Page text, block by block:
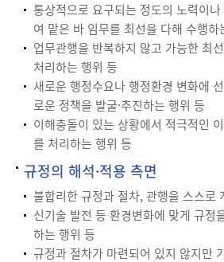
통상적으로 요구되는 정도의 노력이
여 맡은 바 임무를 최선을 다해 수행하
업무관행을 반복하지 않고 가능한 최
처리하는 행위 등
새로운 행정수요나 행정환경 변화에
로운 정책을 발굴·추진하는 행위 등
이해충돌이 있는 상황에서 적극적인
를 처리하는 행위 등
규정의 해석·적용 측면
불합리한 규정과 절차, 관행을 스스로
신기술 발전 등 환경변화에 맞게 규정
하는 행위 등
규정과 절차가 마련되어 있지 않지만